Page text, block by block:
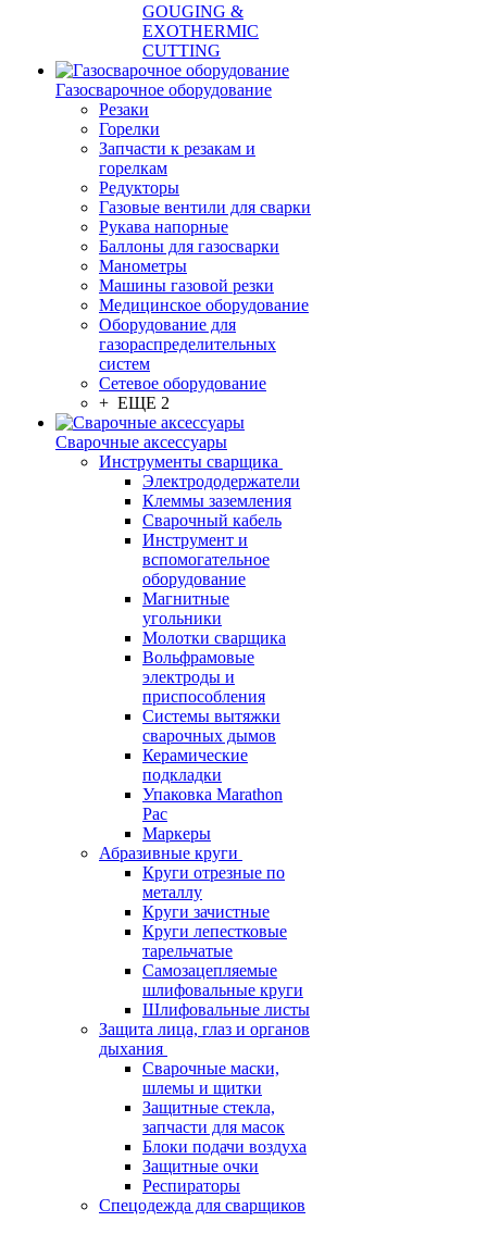
GOUGING &
EXOTHERMIC
CUTTING
Газосварочное оборудование
Резаки
Горелки
Запчасти к резакам и
горелкам
Редукторы
Газовые вентили для сварки
Рукава напорные
Баллоны для газосварки
Манометры
Машины газовой резки
Медицинское оборудование
Оборудование для
газораспределительных
систем
Сетевое оборудование
+ ЕЩЕ 2
Сварочные аксессуары
Инструменты сварщика
Электрододержатели
Клеммы заземления
Сварочный кабель
Инструмент и
вспомогательное
оборудование
Магнитные
угольники
Молотки сварщика
Вольфрамовые
электроды и
приспособления
Системы вытяжки
сварочных дымов
Керамические
подкладки
Упаковка Marathon
Pac
Маркеры
Абразивные круги
Круги отрезные по
металлу
Круги зачистные
Круги лепестковые
тарельчатые
Самозацепляемые
шлифовальные круги
Шлифовальные листы
Защита лица, глаз и органов
дыхания
Сварочные маски,
шлемы и щитки
Защитные стекла,
запчасти для масок
Блоки подачи воздуха
Защитные очки
Респираторы
Спецодежда для сварщиков